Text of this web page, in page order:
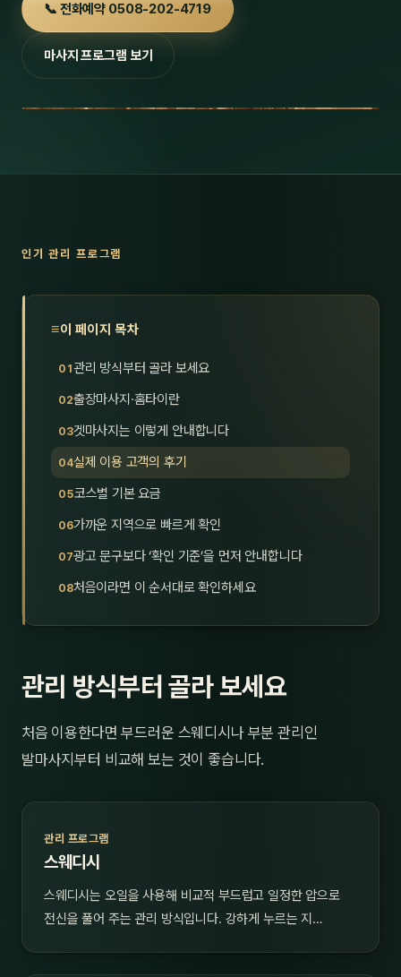
전남
경북
홈타
1인
📞 전화예약 0508-202-4719
마사지 프로그램 보기
인기 관리 프로그램
이 페이지 목차
관리 방식부터 골라 보세요
출장마사지·홈타이란
겟마사지는 이렇게 안내합니다
실제 이용 고객의 후기
코스별 기본 요금
가까운 지역으로 빠르게 확인
광고 문구보다 ‘확인 기준’을 먼저 안내합니다
처음이라면 이 순서대로 확인하세요
관리 방식부터 골라 보세요
처음 이용한다면 부드러운 스웨디시나 부분 관리인
발마사지부터 비교해 보는 것이 좋습니다.
관리 프로그램
스웨디시
스웨디시는 오일을 사용해 비교적 부드럽고 일정한 압으로
전신을 풀어 주는 관리 방식입니다. 강하게 누르는 지…